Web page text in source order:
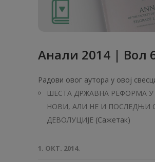
Анали 2014 | Вол
Радови овог аутора у овој
ШЕСТА ДРЖАВНА РЕФОРМА У
НОВИ, АЛИ НЕ И ПОСЛЕДЊИ
ДЕВОЛУЦИЈЕ (Сажетак)
1. ОКТ. 2014.